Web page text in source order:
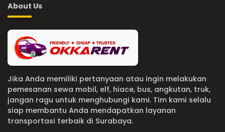
About Us
Jika Anda memiliki pertanyaan atau ingin melakukan
pemesanan sewa mobil, elf, hiace, bus, angkutan, truk,
jangan ragu untuk menghubungi kami. Tim kami selalu
siap membantu Anda mendapatkan layanan
transportasi terbaik di Surabaya.